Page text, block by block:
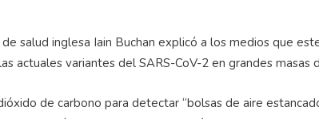
salud inglesa Iain Buchan explicó a los medios que
actuales variantes del SARS-CoV-2 en grandes masas
de carbono para detectar “bolsas de aire